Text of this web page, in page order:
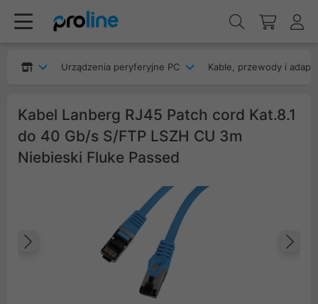
Urządzenia peryferyjne PC Kable, przewody i
Kabel Lanberg RJ45 Patch cord Kat.8.1
do 40 Gb/s S/FTP LSZH CU 3m
Niebieski Fluke Passed
Poprzedni